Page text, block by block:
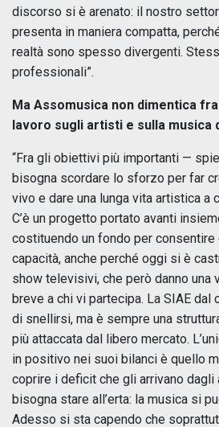
discorso si è arenato: il nostro
presenta in maniera compatta,
realtà sono spesso divergenti.
professionali”.
Ma Assomusica non dimentica
lavoro sugli artisti e sulla musica
“Fra gli obiettivi più importanti —
bisogna scordare lo sforzo per far
vivo e dare una lunga vita artistica a
C’è un progetto portato avanti
costituendo un fondo per consentire
capacità, anche perché oggi si è
show televisivi, che però danno una
breve a chi vi partecipa. La SIAE dal
di snellirsi, ma è sempre una
più attaccata dal libero mercato.
in positivo nei suoi bilanci è quello
coprire i deficit che gli arrivano dagli
bisogna stare all’erta: la musica si
Adesso si sta capendo che